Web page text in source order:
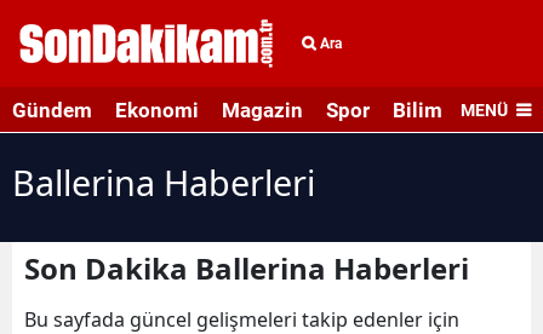
Ara
Gündem Ekonomi Magazin Spor Bilim veMENÜ
Ballerina Haberleri
Son Dakika Ballerina Haberleri
Bu sayfada güncel gelişmeleri takip edenler için